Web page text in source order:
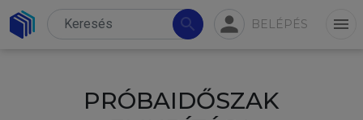
search person BELÉPÉS menu
PRÓBAIDŐSZAK